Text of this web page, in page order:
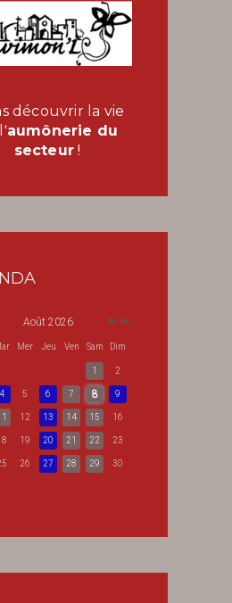
découvrir la vie
aumônerie du
secteur !
Août 2026
Mer Jeu Ven Sam Dim
1 2
4 5 6 7 8 9
12 13 14 15 16
19 20 21 22 23
26 27 28 29 30